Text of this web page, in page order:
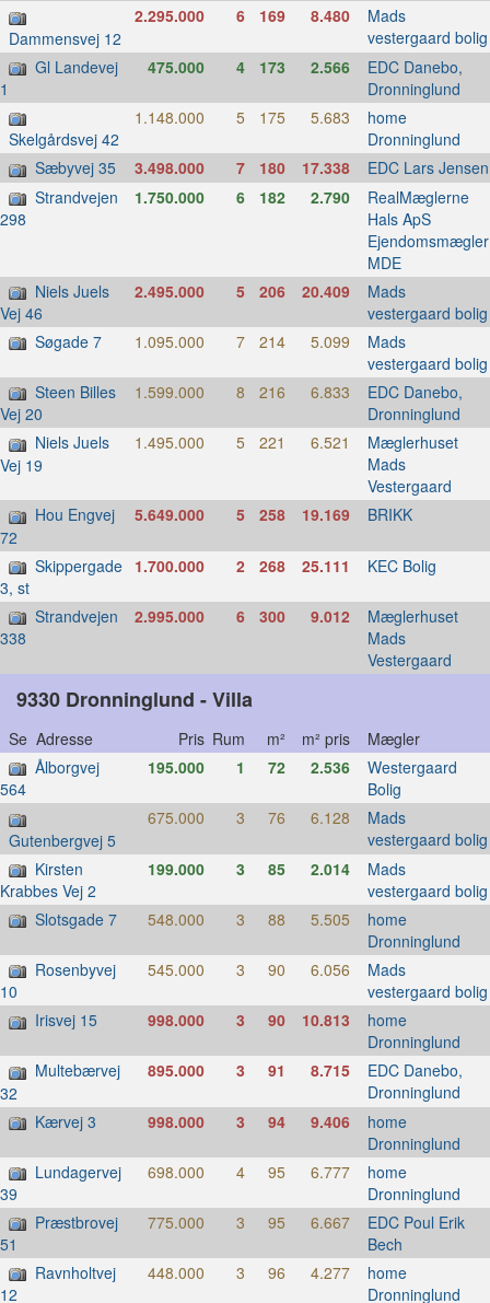
Dammensvej 12
2.295.000 6 169 8.480 Mads
vestergaard bolig
Gl Landevej
1
475.000 4 173 2.566 EDC Danebo,
Dronninglund
Skelgårdsvej 42
1.148.000 5 175 5.683 home
Dronninglund
Sæbyvej 35
3.498.000 7 180 17.338 EDC Lars Jensen
Strandvejen
298
1.750.000 6 182 2.790 RealMæglerne
Hals ApS
Ejendomsmægler
MDE
Niels Juels
Vej 46
2.495.000 5 206 20.409 Mads
vestergaard bolig
Søgade 7
1.095.000 7 214 5.099 Mads
vestergaard bolig
Steen Billes
Vej 20
1.599.000 8 216 6.833 EDC Danebo,
Dronninglund
Niels Juels
Vej 19
1.495.000 5 221 6.521 Mæglerhuset
Mads
Vestergaard
Hou Engvej
72
5.649.000 5 258 19.169 BRIKK
Skippergade
3, st
1.700.000 2 268 25.111 KEC Bolig
Strandvejen
338
2.995.000 6 300 9.012 Mæglerhuset
Mads
Vestergaard
9330 Dronninglund - Villa
Se Adresse Pris Rum m² m² pris Mægler
Ålborgvej
564
195.000 1 72 2.536 Westergaard
Bolig
Gutenbergvej 5
675.000 3 76 6.128 Mads
vestergaard bolig
Kirsten
Krabbes Vej 2
199.000 3 85 2.014 Mads
vestergaard bolig
Slotsgade 7
548.000 3 88 5.505 home
Dronninglund
Rosenbyvej
10
545.000 3 90 6.056 Mads
vestergaard bolig
Irisvej 15
998.000 3 90 10.813 home
Dronninglund
Multebærvej
32
895.000 3 91 8.715 EDC Danebo,
Dronninglund
Kærvej 3
998.000 3 94 9.406 home
Dronninglund
Lundagervej
39
698.000 4 95 6.777 home
Dronninglund
Præstbrovej
51
775.000 3 95 6.667 EDC Poul Erik
Bech
Ravnholtvej
12
448.000 3 96 4.277 home
Dronninglund